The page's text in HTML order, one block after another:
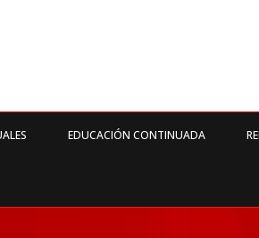
EDUCACIÓN CONTINUADA